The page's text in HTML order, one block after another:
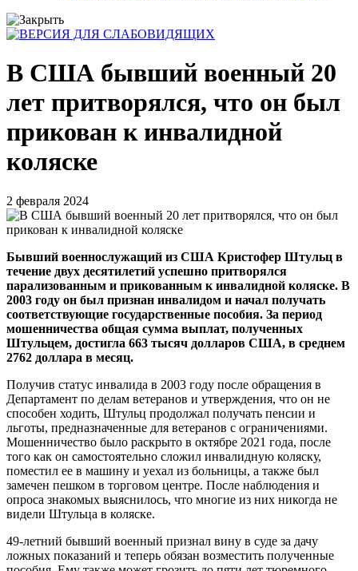
В США бывший военный 20
лет притворялся, что он был
прикован к инвалидной
коляске
2 февраля 2024
Бывший военнослужащий из США Кристофер Штульц в
течение двух десятилетий успешно притворялся
парализованным и прикованным к инвалидной коляске. В
2003 году он был признан инвалидом и начал получать
соответствующие государственные пособия. За период
мошенничества общая сумма выплат, полученных
Штульцем, достигла 663 тысяч долларов США, в среднем
2762 доллара в месяц.
Получив статус инвалида в 2003 году после обращения в
Департамент по делам ветеранов и утверждения, что он не
способен ходить, Штульц продолжал получать пенсии и
льготы, предназначенные для ветеранов с ограничениями.
Мошенничество было раскрыто в октябре 2021 года, после
того как он самостоятельно сложил инвалидную коляску,
поместил ее в машину и уехал из больницы, а также был
замечен пешком в торговом центре. После наблюдения и
опроса знакомых выяснилось, что многие из них никогда не
видели Штульца в коляске.
49-летний бывший военный признал вину в суде за дачу
ложных показаний и теперь обязан возместить полученные